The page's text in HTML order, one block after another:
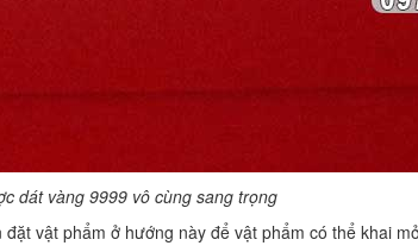
dát vàng 9999 vô cùng sang trọng
vật phẩm ở hướng này để vật phẩm có thể khai